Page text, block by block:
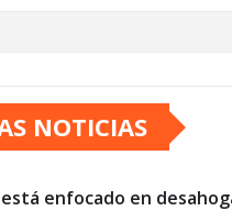
NOTICIAS
está enfocado en